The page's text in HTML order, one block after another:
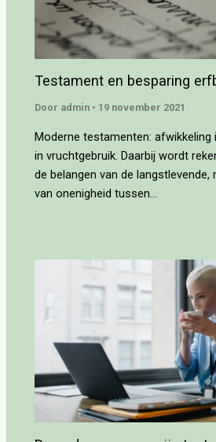
Testament en besparing
Door admin • 19 november 2021
Moderne testamenten:
in vruchtgebruik. Daarbij wordt
de belangen van de langstlevende,
van onenigheid tussen…